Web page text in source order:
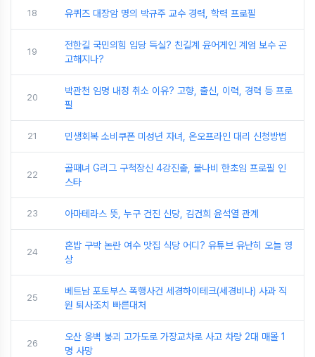
18 유퀴즈 대장암 명의 박규주 교수 경력, 학력 프로필
19
전한길 국민의힘 입당 득실? 친길계 윤어게인 계엄 보수 곤
고해지나?
20
박관천 임명 내정 취소 이유? 고향, 출신, 이력, 경력 등 프로
필
21 민생회복 소비쿠폰 미성년 자녀, 온오프라인 대리 신청방법
22
골때녀 G리그 구척장신 4강진출, 불나비 한초임 프로필 인
스타
23 아마테라스 뜻, 누구 건진 신당, 김건희 윤석열 관계
24
혼밥 구박 논란 여수 맛집 식당 어디? 유튜브 유난히 오늘 영
상
25
베트남 포토부스 폭행사건 세경하이테크(세경비나) 사과 직
원 퇴사조치 빠른대처
26
오산 옹벽 붕괴 고가도로 가장교차로 사고 차량 2대 매몰 1
명 사망